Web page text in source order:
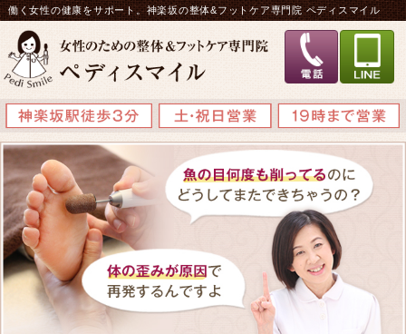
働く女性の健康をサポート。神楽坂の整体&フットケア専門院 ペディスマイル